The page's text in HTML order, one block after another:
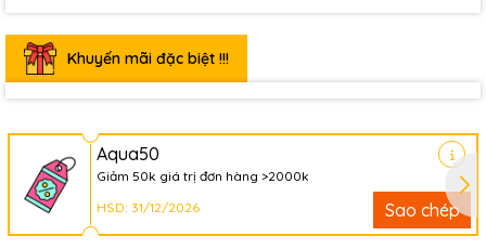
Khuyến mãi đặc biệt !!!
Aqua50
Giảm 50k giá trị đơn hàng >2000k
HSD: 31/12/2026
Sao chép